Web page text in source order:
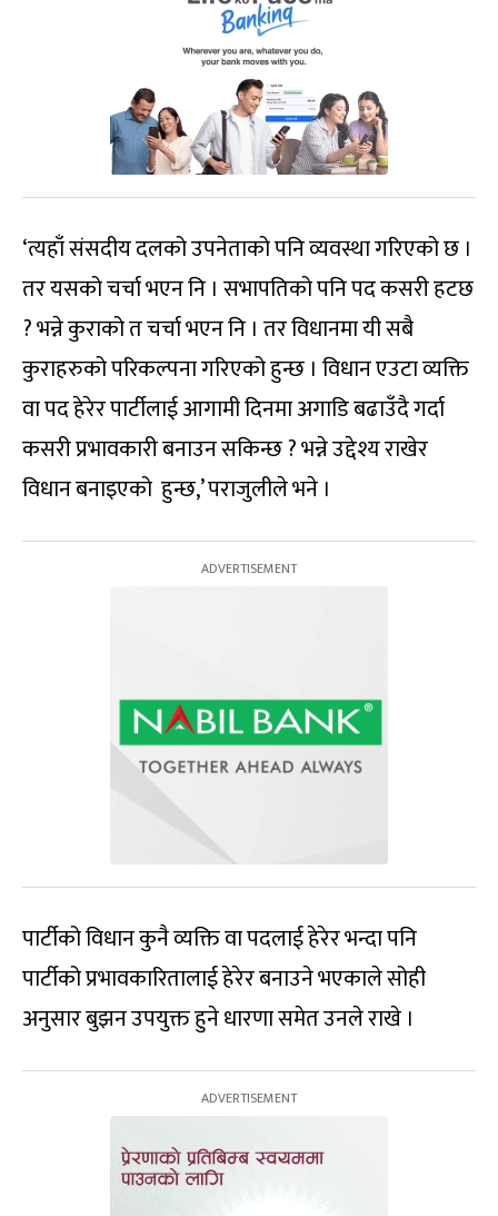
‘त्यहाँ संसदीय दलको उपनेताको पनि व्यवस्था गरिएको छ ।
तर यसको चर्चा भएन नि । सभापतिको पनि पद कसरी हटछ
? भन्ने कुराको त चर्चा भएन नि । तर विधानमा यी सबै
कुराहरुको परिकल्पना गरिएको हुन्छ । विधान एउटा व्यक्ति
वा पद हेरेर पार्टीलाई आगामी दिनमा अगाडि बढाउँदै गर्दा
कसरी प्रभावकारी बनाउन सकिन्छ ? भन्ने उद्देश्य राखेर
विधान बनाइएको हुन्छ,’ पराजुलीले भने ।
पार्टीको विधान कुनै व्यक्ति वा पदलाई हेरेर भन्दा पनि
पार्टीको प्रभावकारितालाई हेरेर बनाउने भएकाले सोही
अनुसार बुझन उपयुक्त हुने धारणा समेत उनले राखे ।